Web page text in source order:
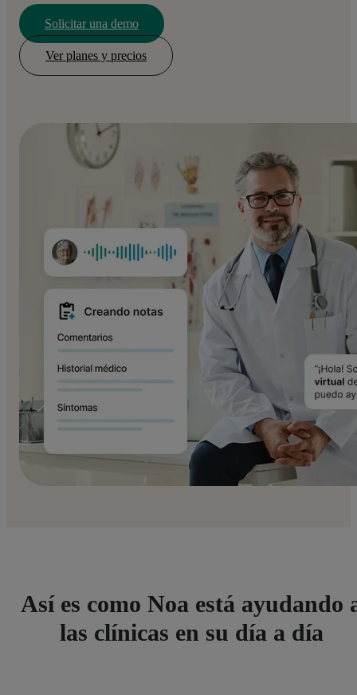
Solicitar una demo
Ver planes y precios
Así es como Noa está ayudando
las clínicas en su día a día